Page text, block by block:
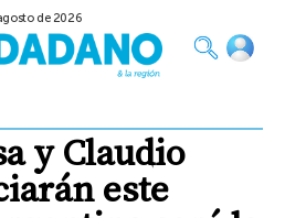
de 2026
y Claudio
este